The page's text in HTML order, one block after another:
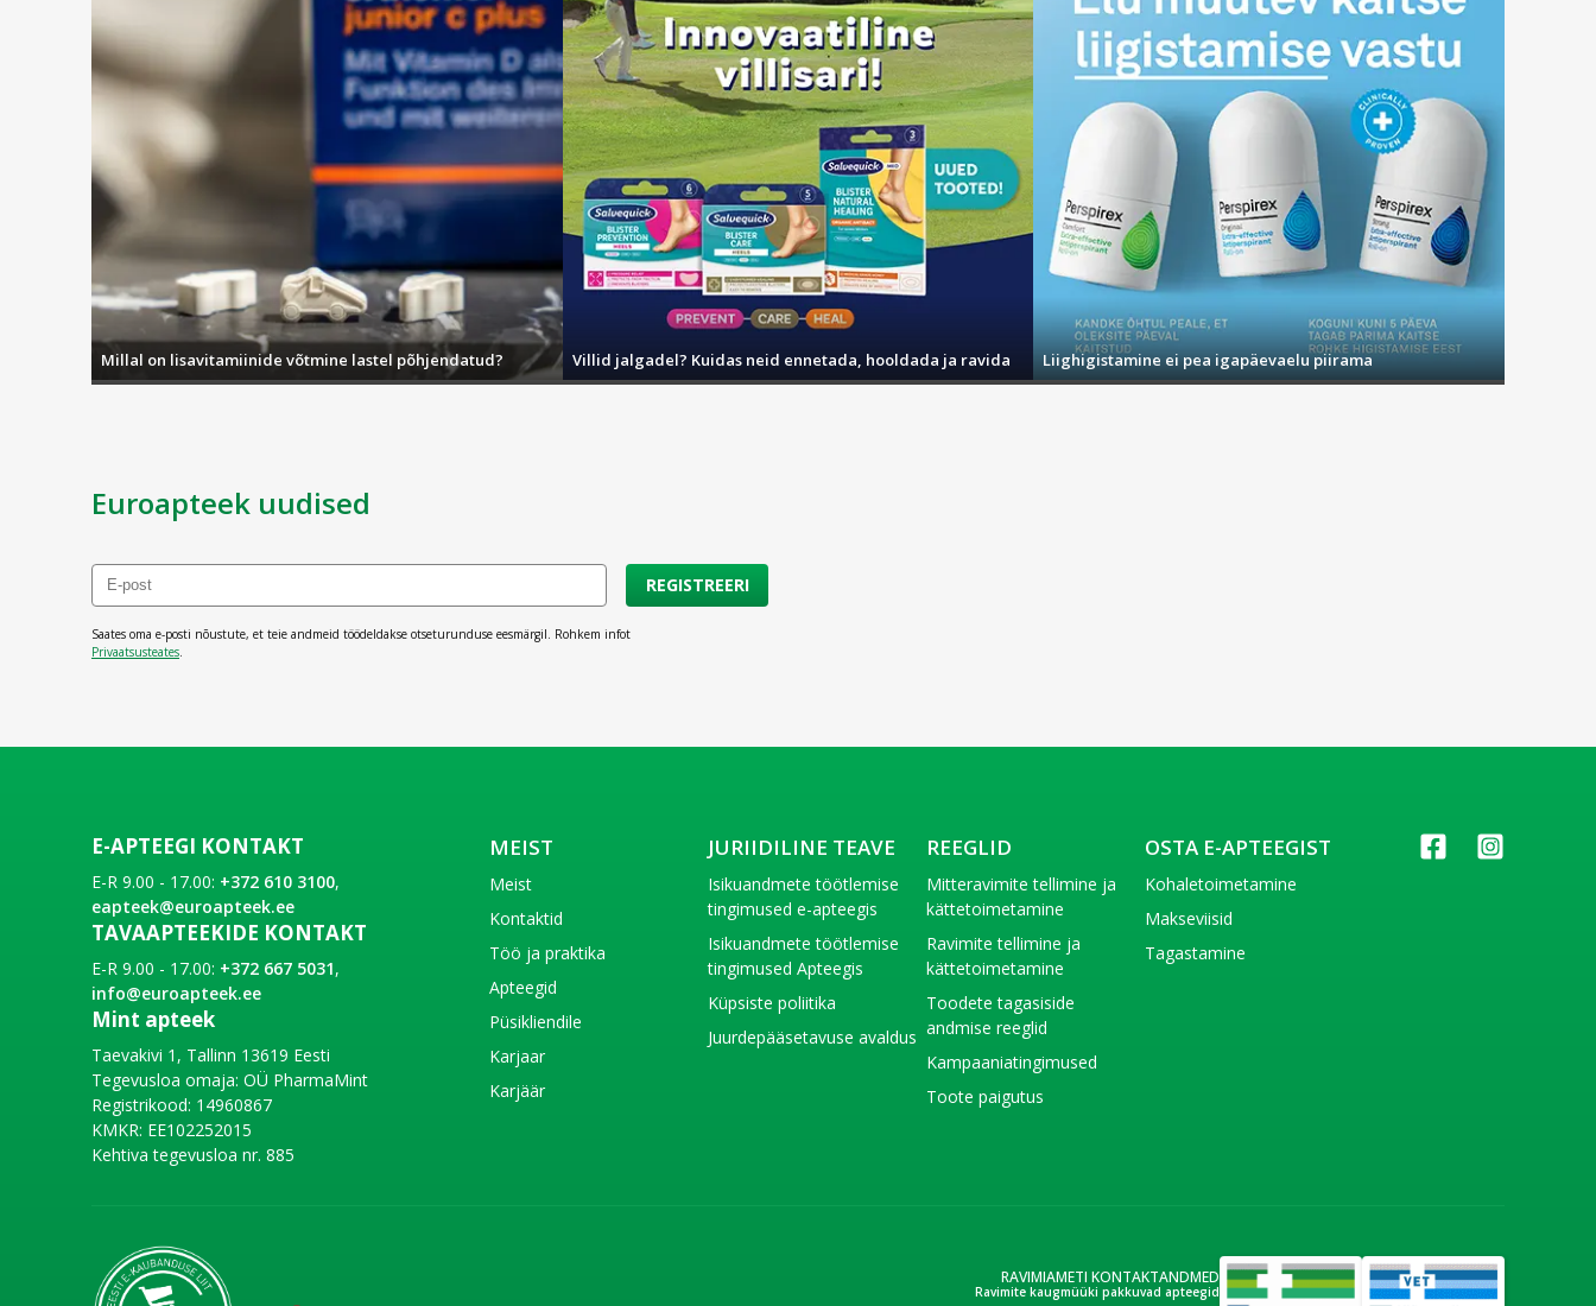
Millal on lisavitamiinide võtmine lastel põhjendatud? Villid jalgadel? Kuidas neid ennetada, hooldada ja ravida Liighigistamine ei pea igapäevaelu piirama
Euroapteek uudised
REGISTREERI
Saates oma e-posti nõustute, et teie andmeid töödeldakse otseturunduse eesmärgil. Rohkem infot
Privaatsusteates
E-APTEEGI KONTAKT
E-R 9.00 - 17.00: +372 610 3100,
eapteek@euroapteek.ee
TAVAAPTEEKIDE KONTAKT
E-R 9.00 - 17.00: +372 667 5031,
info@euroapteek.ee
Mint apteek
Taevakivi 1, Tallinn 13619 Eesti
Tegevusloa omaja: OÜ PharmaMint
Registrikood: 14960867
KMKR: EE102252015
Kehtiva tegevusloa nr. 885
MEIST
Meist
Kontaktid
Töö ja praktika
Apteegid
Püsikliendile
Karjaar
Karjäär
JURIIDILINE TEAVE
Isikuandmete töötlemise
tingimused e-apteegis
Isikuandmete töötlemise
tingimused Apteegis
Küpsiste poliitika
Juurdepääsetavuse avaldus
REEGLID
Mitteravimite tellimine ja
kättetoimetamine
Ravimite tellimine ja
kättetoimetamine
Toodete tagasiside
andmise reeglid
Kampaaniatingimused
Toote paigutus
OSTA E-APTEEGIST
Kohaletoimetamine
Makseviisid
Tagastamine
RAVIMIAMETI KONTAKTANDMED
Ravimite kaugmüüki pakkuvad apteegid